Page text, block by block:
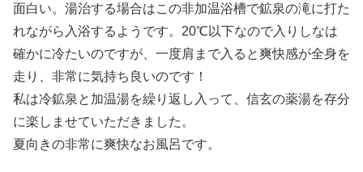
面白い。湯治する場合はこの非加温浴槽で鉱泉の滝に打た
れながら入浴するようです。20℃以下なので入りしなは
確かに冷たいのですが、一度肩まで入ると爽快感が全身を
走り、非常に気持ち良いのです！
私は冷鉱泉と加温湯を繰り返し入って、信玄の薬湯を存分
に楽しませていただきました。
夏向きの非常に爽快なお風呂です。